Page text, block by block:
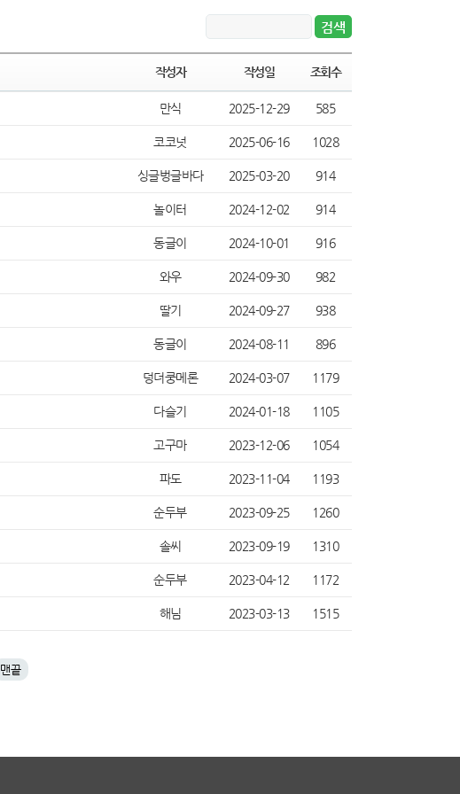
작성자 작성일 조회수
만식 2025-12-29 585
코코넛 2025-06-16 1028
싱글벙글바다 2025-03-20 914
놀이터 2024-12-02 914
동글이 2024-10-01 916
와우 2024-09-30 982
딸기 2024-09-27 938
동글이 2024-08-11 896
덩더쿵메론 2024-03-07 1179
다슬기 2024-01-18 1105
고구마 2023-12-06 1054
파도 2023-11-04 1193
순두부 2023-09-25 1260
솔씨 2023-09-19 1310
순두부 2023-04-12 1172
해님 2023-03-13 1515
맨끝